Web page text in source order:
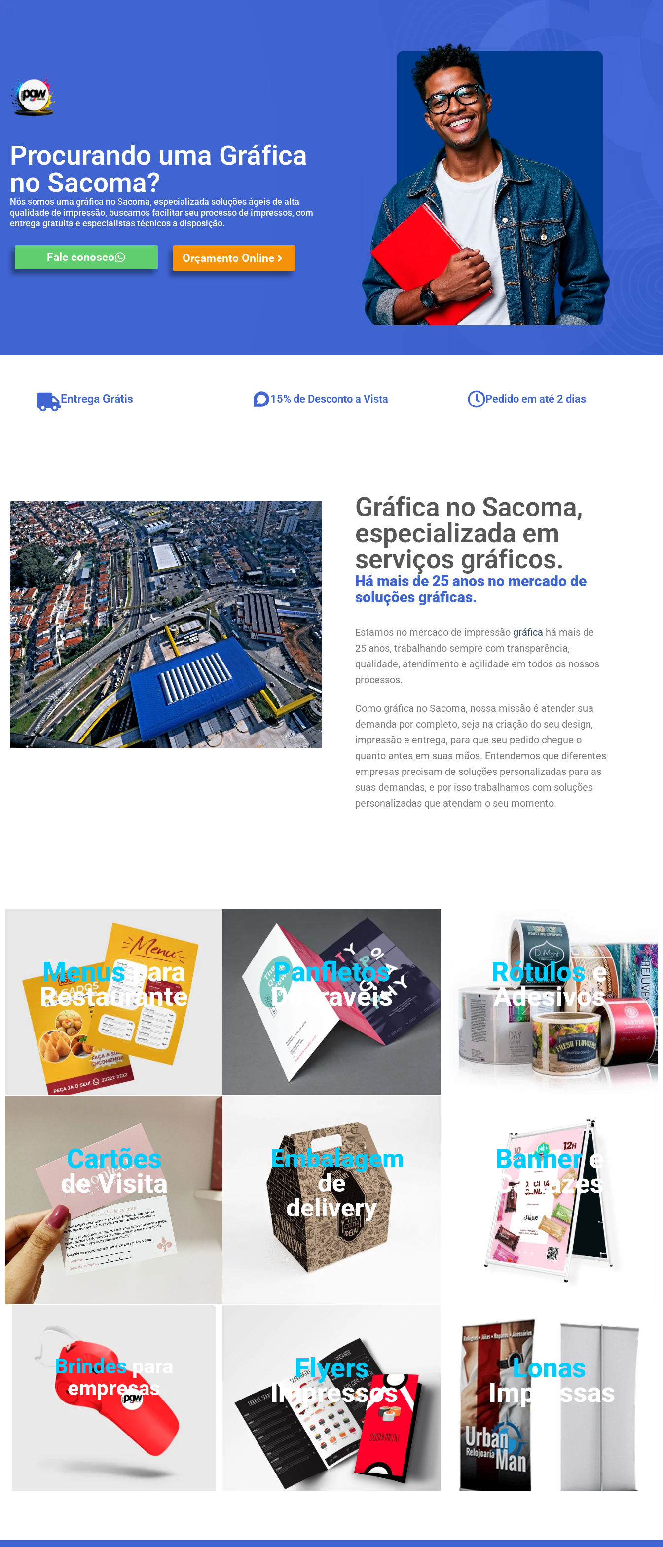
Procurando uma Gráfica
no Sacoma?
Nós somos uma gráfica no Sacoma, especializada soluções ágeis de alta
qualidade de impressão, buscamos facilitar seu processo de impressos, com
entrega gratuita e especialistas técnicos a disposição.
Fale conosco Orçamento Online
Entrega Grátis 15% de Desconto a Vista Pedido em até 2 dias
Gráfica no Sacoma,
especializada em
serviços gráficos.
Há mais de 25 anos no mercado de
soluções gráficas.
Estamos no mercado de impressão gráfica há mais de
25 anos, trabalhando sempre com transparência,
qualidade, atendimento e agilidade em todos os nossos
processos.
Como gráfica no Sacoma, nossa missão é atender sua
demanda por completo, seja na criação do seu design,
impressão e entrega, para que seu pedido chegue o
quanto antes em suas mãos. Entendemos que diferentes
empresas precisam de soluções personalizadas para as
suas demandas, e por isso trabalhamos com soluções
personalizadas que atendam o seu momento.
Menuspara
Restaurante
Panfletos
Dobraveis
Rótulose
Adesivos
Cartões
de Visita
Embalagem
de
delivery
Bannere
Cartazes
Brindespara
empresas
Flyers
Impressos
Lonas
Impressas